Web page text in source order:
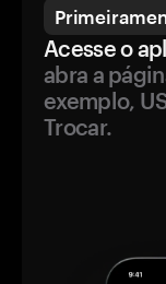
Acesse o
abra a
exemplo,
Trocar.